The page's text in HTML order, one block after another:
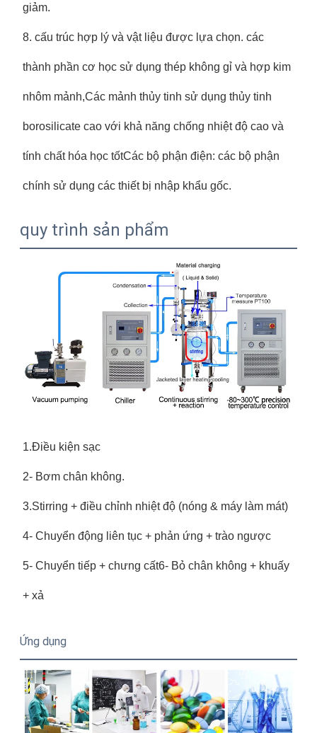
giảm.
8. cấu trúc hợp lý và vật liệu được lựa chọn. các
thành phần cơ học sử dụng thép không gỉ và hợp kim
nhôm mảnh,Các mảnh thủy tinh sử dụng thủy tinh
borosilicate cao với khả năng chống nhiệt độ cao và
tính chất hóa học tốtCác bộ phận điện: các bộ phận
chính sử dụng các thiết bị nhập khẩu gốc.
quy trình sản phẩm
1.Điều kiện sạc
2- Bơm chân không.
3.Stirring + điều chỉnh nhiệt độ (nóng & máy làm mát)
4- Chuyển động liên tục + phản ứng + trào ngược
5- Chuyển tiếp + chưng cất6- Bỏ chân không + khuấy
+ xả
Ứng dụng